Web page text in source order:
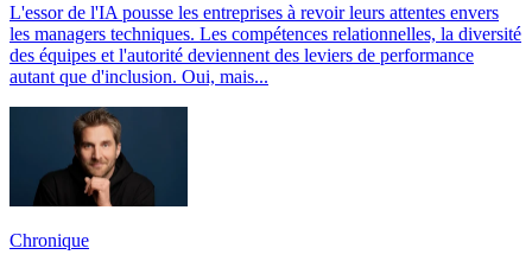
L'essor de l'IA pousse les entreprises à revoir leurs attentes envers
les managers techniques. Les compétences relationnelles, la diversité
des équipes et l'autorité deviennent des leviers de performance
autant que d'inclusion. Oui, mais...
Chronique